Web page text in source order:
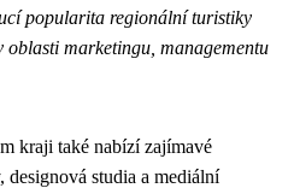
popularita regionální turistiky
marketingu, managementu
kraji také nabízí zajímavé
designová studia a mediální